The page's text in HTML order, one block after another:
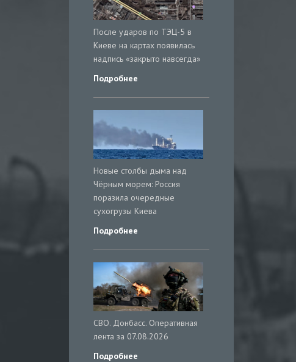
После ударов по ТЭЦ-5 в
Киеве на картах появилась
надпись «закрыто навсегда»
Подробнее
Новые столбы дыма над
Чёрным морем: Россия
поразила очередные
сухогрузы Киева
Подробнее
СВО. Донбасс. Оперативная
лента за 07.08.2026
Подробнее